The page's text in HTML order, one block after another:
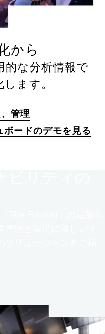
から
的な分析情報で
ます。
管理
ードのデモを見る